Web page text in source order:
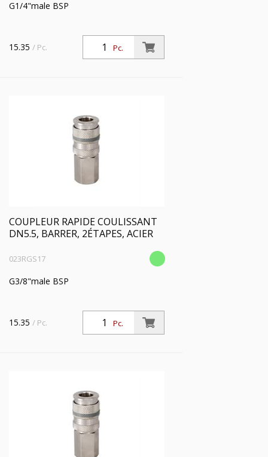
G1/4"male BSP
Pc.
15.35 / Pc.
COUPLEUR RAPIDE COULISSANT
DN5.5, BARRER, 2ÉTAPES, ACIER
023RGS17
G3/8"male BSP
Pc.
15.35 / Pc.